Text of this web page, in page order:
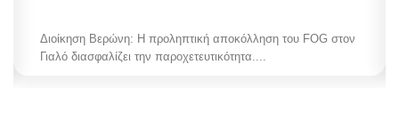
Διοίκηση Βερώνη: Η προληπτική αποκόλληση του FOG στον
Γιαλό διασφαλίζει την παροχετευτικότητα....